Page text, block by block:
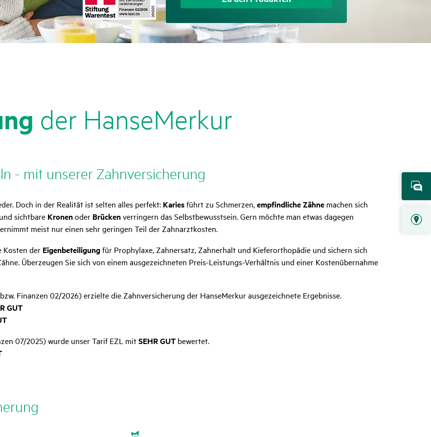
der HanseMerkur
- mit unserer Zahn­ver­si­che­rung
Doch in der Realität ist selten alles perfekt: Kariesführt zu Schmerzen,empfindliche Zähne machen sich
sichtbare Kronenoder Brückenverringern das Selbstbewusstsein. Gern möchte man etwas dagegen
meist nur einen sehr geringen Teil der Zahnarztkosten.
Kosten der Eigenbeteiligungfür Prophylaxe, Zahnersatz, Zahnerhalt und Kieferorthopädie und sichern sich
Überzeugen Sie sich von einem ausgezeichneten Preis-Leistungs-Verhältnis und einer Kostenübernahme
Finanzen 02/2026) erzielte die Zahnversicherung der HanseMerkur ausgezeichnete Ergebnisse.
GUT
07/2025) wurde unser Tarif EZL mitSEHR GUT bewertet.